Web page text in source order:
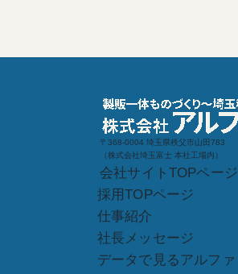
〒368-0004 埼玉県秩父市山田783
（株式会社埼玉富士 本社工場内）
会社サイトTOPページ
採用TOPページ
仕事紹介
社長メッセージ
データで見るアルファ